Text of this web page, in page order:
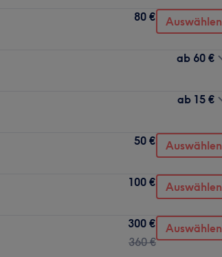
80 € Auswählen
ab 60 €
ab 15 €
50 € Auswählen
100 € Auswählen
300 €
360 €
Auswählen